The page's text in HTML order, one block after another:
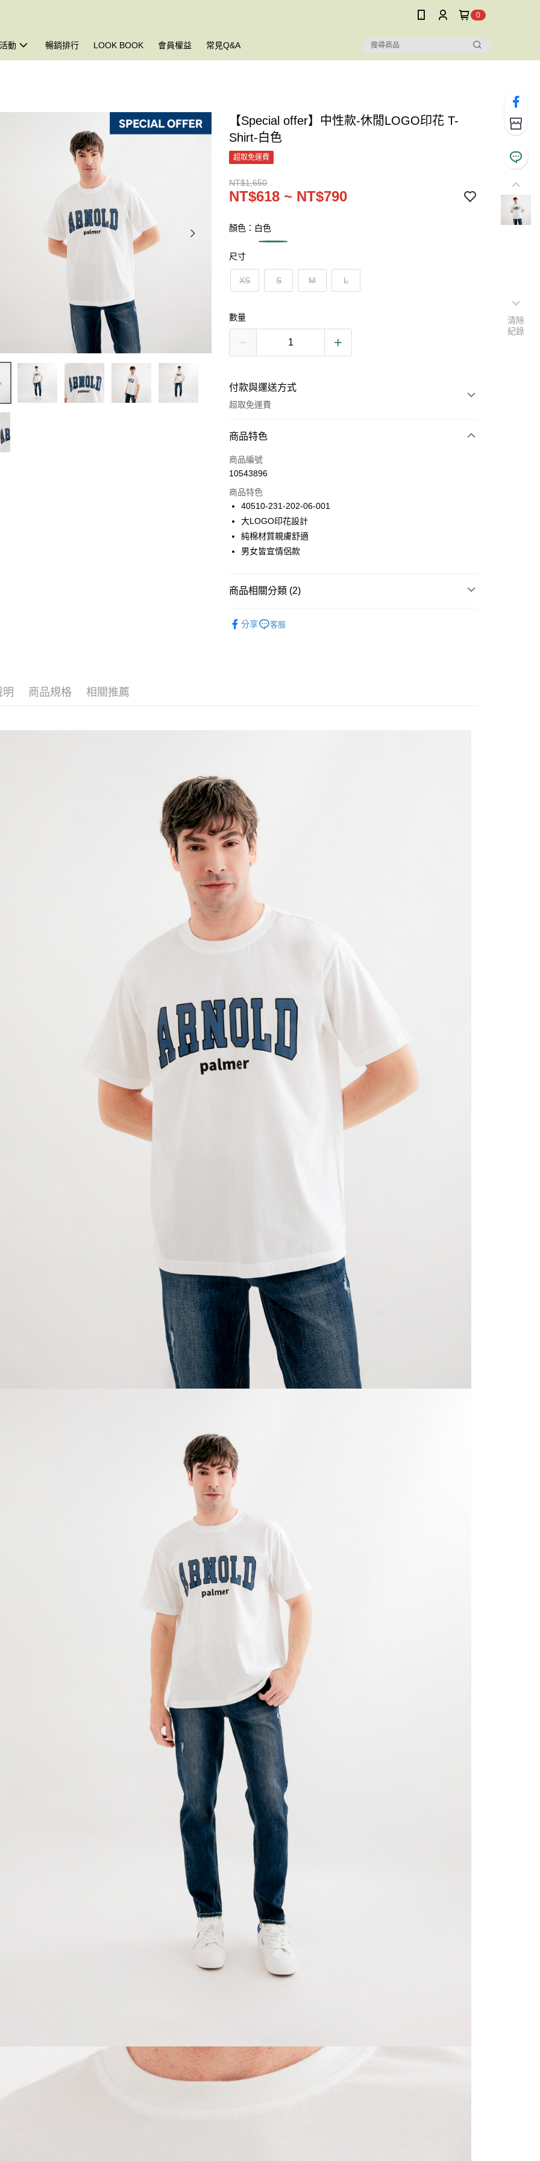
0
動 暢銷排行 LOOK BOOK 會員權益 常見Q&A
【Special offer】中性款-休閒LOGO印花 T-
Shirt-白色
超取免運費
NT$1,650
NT$618 ~ NT$790
顏色：白色
尺寸
XS S M L
數量
付款與運送方式
超取免運費
付款方式
信用卡一次付款
Apple Pay
悠遊付
Google Pay
付款後全家取貨
貨到付款
每筆NT$120，滿NT$1,500(含以上)免運費
商品特色
商品編號
10543896
商品特色
40510-231-202-06-001
大LOGO印花設計
純棉材質親膚舒適
男女皆宜情侶款
商品相關分類 (2)
分享 客服
明 商品規格 相關推薦
清除
紀錄